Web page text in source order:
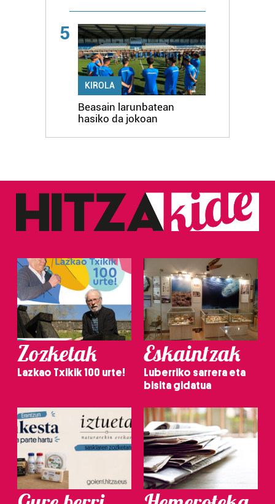
5
KIROLA
Beasain larunbatean
hasiko da jokoan
Zozketak
Lazkao Txikik 100 urte!
Eskaintzak
Luberriko sarrera eta
bisita gidatua